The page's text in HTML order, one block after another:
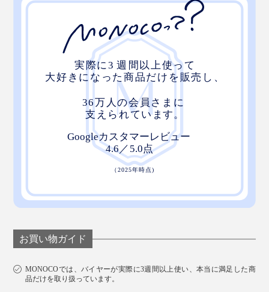
ひとつの香りを楽しむのはもちろん、複数の香りを重ね
ろ。
同じ空間で複数の香りをブレンドしても、香り同士が喧
嘩したり不快に混ざり合ったりせず、きれいにまとま
り、奥行きが生まれるのがわかります。
お買い物ガイド
MONOCOでは、バイヤーが実際に3週間以上使い、本当に満足した商
品だけを取り扱っています。